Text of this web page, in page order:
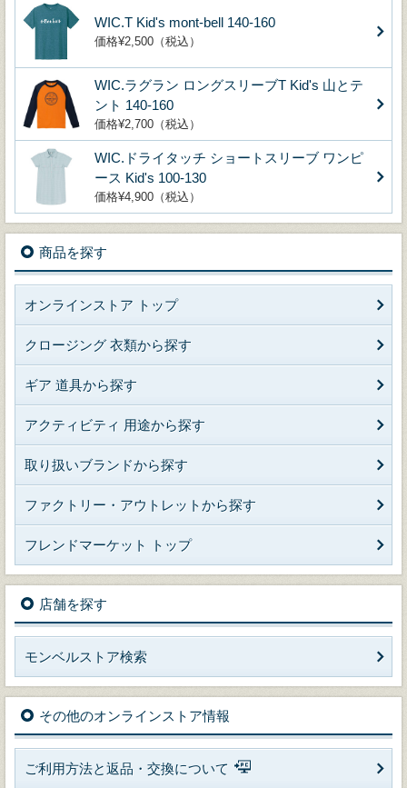
WIC.T Kid's mont-bell 140-160
価格¥2,500（税込）
WIC.ラグラン ロングスリーブT Kid's 山とテ
ント 140-160
価格¥2,700（税込）
WIC.ドライタッチ ショートスリーブ ワンピ
ース Kid's 100-130
価格¥4,900（税込）
商品を探す
オンラインストア トップ
クロージング 衣類から探す
ギア 道具から探す
アクティビティ 用途から探す
取り扱いブランドから探す
ファクトリー・アウトレットから探す
フレンドマーケット トップ
店舗を探す
モンベルストア検索
その他のオンラインストア情報
ご利用方法と返品・交換について